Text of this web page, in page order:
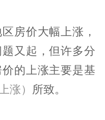
房价大幅上涨，
又起，但许多分
的上涨主要是基
涨） 所致。